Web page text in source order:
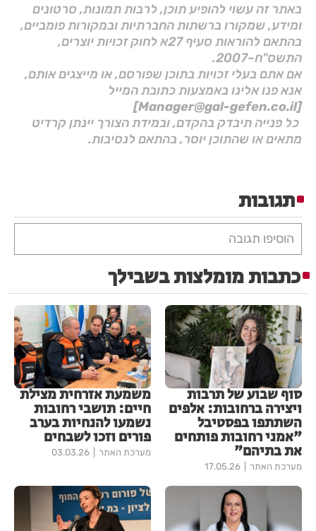
באתר זה עשוי להופיע תוכן, לרבות תמונות, סרטונים
ומידע, שמקורו ברשתות החברתיות ובמקורות פומביים,
בהתאם להוראות סעיף 27א לחוק זכויות יוצרים,
התשס"ח–2007.
אם אתם בעלי זכויות בתוכן שפורסם, או מייצגים אותם,
אנא פנו אלינו באמצעות כתובת המייל
[Manager@gal-gefen.co.il]
כל פנייה תיבדק בהקדם, ובמידת הצורך יינתן קרדיט
מתאים או שהתוכן יוסר, בהתאם לנסיבות.
תגובות
הוסיפו תגובה
כתבות מומלצות בשבילך
סוף שבוע של תרבות
ויצירה ברחובות: אלפים
השתתפו בפסטיבל
"אמני רחובות פותחים
את בתיהם"
מערכת האתר 17.05.26
משמעת אזרחית מצילת
חיים: תושבי רחובות
נשמעו להנחיות בערב
פורים וזכו לשבחים
מערכת האתר 03.03.26